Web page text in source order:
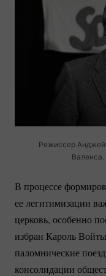
Режиссер Анджей
В процессе
ее легитимизации
церковь, особенно
избран Кароль
паломнические
консолидации